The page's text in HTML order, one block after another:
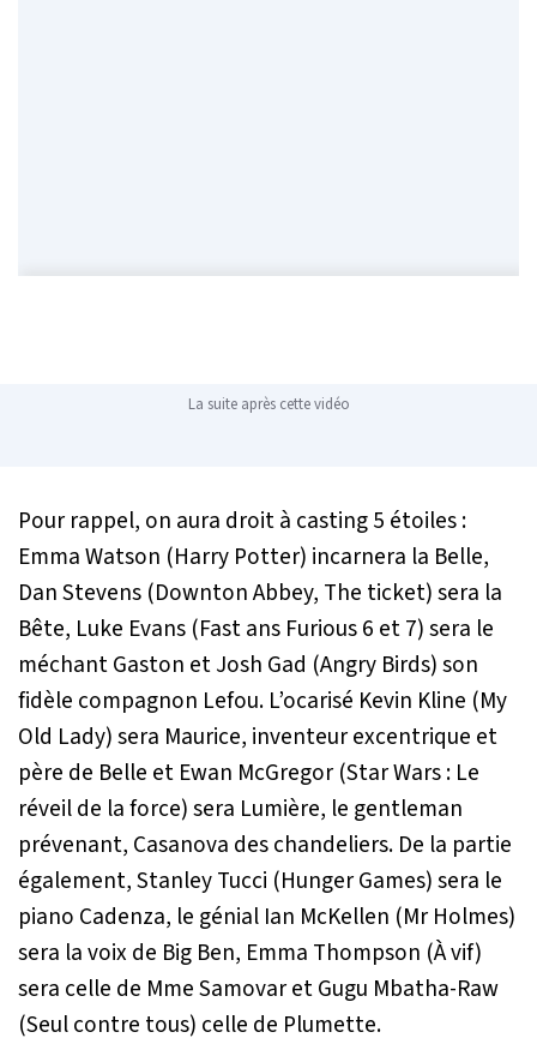
La suite après cette vidéo
Pour rappel, on aura droit à casting 5 étoiles :
Emma Watson (Harry Potter) incarnera la Belle,
Dan Stevens (Downton Abbey, The ticket) sera la
Bête, Luke Evans (Fast ans Furious 6 et 7) sera le
méchant Gaston et Josh Gad (Angry Birds) son
fidèle compagnon Lefou. L’ocarisé Kevin Kline (My
Old Lady) sera Maurice, inventeur excentrique et
père de Belle et Ewan McGregor (Star Wars : Le
réveil de la force) sera Lumière, le gentleman
prévenant, Casanova des chandeliers. De la partie
également, Stanley Tucci (Hunger Games) sera le
piano Cadenza, le génial Ian McKellen (Mr Holmes)
sera la voix de Big Ben, Emma Thompson (À vif)
sera celle de Mme Samovar et Gugu Mbatha-Raw
(Seul contre tous) celle de Plumette.